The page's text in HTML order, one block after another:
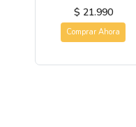
$ 21.990
Comprar Ahora